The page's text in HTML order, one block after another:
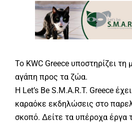
Το KWC Greece υποστηρίζει τη
αγάπη προς τα ζώα.
Η Let’s Be S.M.A.R.T. Greece
καραόκε εκδηλώσεις στο
σκοπό. Δείτε τα υπέροχα έργα